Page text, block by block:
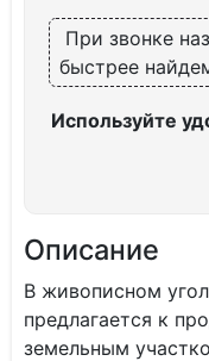
При звонке
быстрее
Используйте
Описание
В живописном
предлагается к
земельным